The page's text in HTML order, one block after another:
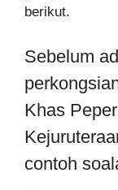
berikut.
Sebelum
Khas
contoh